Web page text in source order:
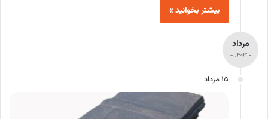
بیشتر بخوانید »
مرداد
- 1403 -
15 مرداد